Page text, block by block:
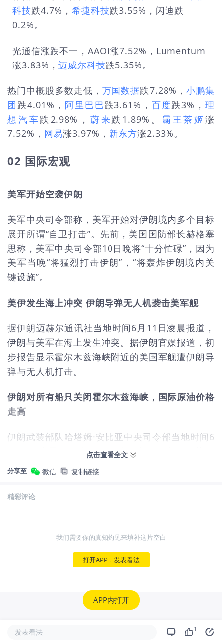
科技跌4.7%， 希捷科技跌3.55%，闪迪跌
0.2%。
光通信涨跌不一，AAOI涨7.52%，Lumentum
涨3.83%， 迈威尔科技跌5.35%。
热门中概股多数走低，万国数据跌7.28%， 小鹏集
团 跌4.01%， 阿里巴巴跌3.61%，百度跌3%， 理
想汽车跌2.98%， 蔚来跌1.89%。 霸王茶姬涨
7.52%， 网易涨3.97%， 新东方涨2.33%。
02 国际宏观
美军开始空袭伊朗
美军中央司令部称，美军开始对伊朗境内多个目标
展开所谓“自卫打击”。先前，美国国防部长赫格塞
思称，美军中央司令部10日晚将“十分忙碌”，因为
美军当晚“将猛烈打击伊朗”，“将轰炸伊朗境内关
键设施”。
美伊发生海上冲突 伊朗导弹无人机袭击美军舰
据伊朗迈赫尔通讯社当地时间6月11日凌晨报道，
伊朗与美军在海上发生冲突。据伊朗官媒报道，初
步报告显示霍尔木兹海峡附近的美国军舰遭伊朗导
弹与无人机打击。
伊朗对所有船只关闭霍尔木兹海峡，国际原油价格
走高
伊朗武装部队哈塔姆·安比亚中央司令部当地时间6
月11日凌晨发布声明称，鉴于本地区安全局势动
荡，霍尔木兹海峡即日起对包括油轮和商船在内的
只“都将受到攻击”。
白宫或再与军工企业磋商加速生产
朗的打击及其他近期军事行动消耗了库存补给，特
点击查看全文
分享至 微信 复制链接
精彩评论
我们需要你的真知灼见来填补这片空白
打开APP，发表看法
APP内打开
发表看法 1